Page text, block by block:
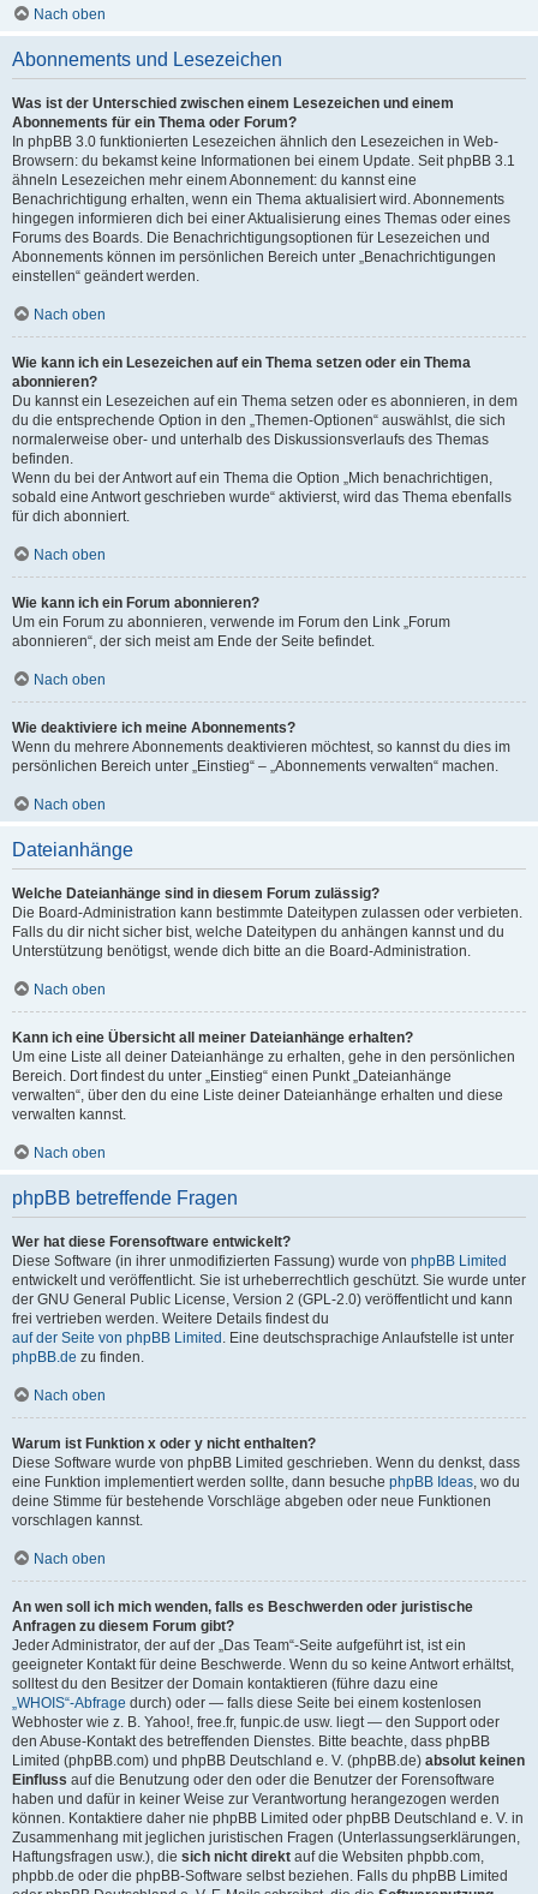
Nach oben
Abonnements und Lesezeichen
Was ist der Unterschied zwischen einem Lesezeichen und einem
Abonnements für ein Thema oder Forum?
In phpBB 3.0 funktionierten Lesezeichen ähnlich den Lesezeichen in Web-
Browsern: du bekamst keine Informationen bei einem Update. Seit phpBB 3.1
ähneln Lesezeichen mehr einem Abonnement: du kannst eine
Benachrichtigung erhalten, wenn ein Thema aktualisiert wird. Abonnements
hingegen informieren dich bei einer Aktualisierung eines Themas oder eines
Forums des Boards. Die Benachrichtigungsoptionen für Lesezeichen und
Abonnements können im persönlichen Bereich unter „Benachrichtigungen
einstellen“ geändert werden.
Nach oben
Wie kann ich ein Lesezeichen auf ein Thema setzen oder ein Thema
abonnieren?
Du kannst ein Lesezeichen auf ein Thema setzen oder es abonnieren, in dem
du die entsprechende Option in den „Themen-Optionen“ auswählst, die sich
normalerweise ober- und unterhalb des Diskussionsverlaufs des Themas
befinden.
Wenn du bei der Antwort auf ein Thema die Option „Mich benachrichtigen,
sobald eine Antwort geschrieben wurde“ aktivierst, wird das Thema ebenfalls
für dich abonniert.
Nach oben
Wie kann ich ein Forum abonnieren?
Um ein Forum zu abonnieren, verwende im Forum den Link „Forum
abonnieren“, der sich meist am Ende der Seite befindet.
Nach oben
Wie deaktiviere ich meine Abonnements?
Wenn du mehrere Abonnements deaktivieren möchtest, so kannst du dies im
persönlichen Bereich unter „Einstieg“ – „Abonnements verwalten“ machen.
Nach oben
Dateianhänge
Welche Dateianhänge sind in diesem Forum zulässig?
Die Board-Administration kann bestimmte Dateitypen zulassen oder verbieten.
Falls du dir nicht sicher bist, welche Dateitypen du anhängen kannst und du
Unterstützung benötigst, wende dich bitte an die Board-Administration.
Nach oben
Kann ich eine Übersicht all meiner Dateianhänge erhalten?
Um eine Liste all deiner Dateianhänge zu erhalten, gehe in den persönlichen
Bereich. Dort findest du unter „Einstieg“ einen Punkt „Dateianhänge
verwalten“, über den du eine Liste deiner Dateianhänge erhalten und diese
verwalten kannst.
Nach oben
phpBB betreffende Fragen
Wer hat diese Forensoftware entwickelt?
Diese Software (in ihrer unmodifizierten Fassung) wurde von phpBB Limited
entwickelt und veröffentlicht. Sie ist urheberrechtlich geschützt. Sie wurde unter
der GNU General Public License, Version 2 (GPL-2.0) veröffentlicht und kann
frei vertrieben werden. Weitere Details findest du
auf der Seite von phpBB Limited . Eine deutschsprachige Anlaufstelle ist unter
phpBB.de zu finden.
Nach oben
Warum ist Funktion x oder y nicht enthalten?
Diese Software wurde von phpBB Limited geschrieben. Wenn du denkst, dass
eine Funktion implementiert werden sollte, dann besuche phpBB Ideas, wo du
deine Stimme für bestehende Vorschläge abgeben oder neue Funktionen
vorschlagen kannst.
Nach oben
An wen soll ich mich wenden, falls es Beschwerden oder juristische
Anfragen zu diesem Forum gibt?
Jeder Administrator, der auf der „Das Team“-Seite aufgeführt ist, ist ein
geeigneter Kontakt für deine Beschwerde. Wenn du so keine Antwort erhältst,
solltest du den Besitzer der Domain kontaktieren (führe dazu eine
„WHOIS“-Abfrage durch) oder — falls diese Seite bei einem kostenlosen
Webhoster wie z. B. Yahoo!, free.fr, funpic.de usw. liegt — den Support oder
den Abuse-Kontakt des betreffenden Dienstes. Bitte beachte, dass phpBB
Limited (phpBB.com) und phpBB Deutschland e. V. (phpBB.de) absolut keinen
Einfluss auf die Benutzung oder den oder die Benutzer der Forensoftware
haben und dafür in keiner Weise zur Verantwortung herangezogen werden
können. Kontaktiere daher nie phpBB Limited oder phpBB Deutschland e. V. in
Zusammenhang mit jeglichen juristischen Fragen (Unterlassungserklärungen,
Haftungsfragen usw.), die sich nicht direkt auf die Websiten phpbb.com,
phpbb.de oder die phpBB-Software selbst beziehen. Falls du phpBB Limited